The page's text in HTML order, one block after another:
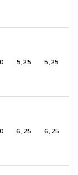
0 5,25 5,25
0 6,25 6,25